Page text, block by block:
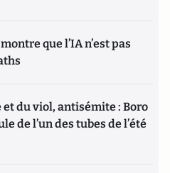
que l’IA n’est pas
du viol, antisémite : Boro
de l’un des tubes de l’été